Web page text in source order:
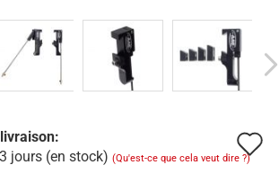
jours (en stock) (Qu'est-ce que cela veut dire ?)